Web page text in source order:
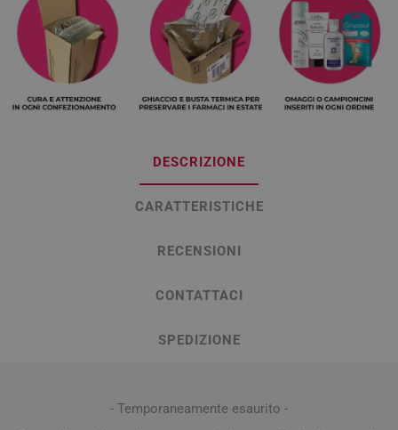
DESCRIZIONE
CARATTERISTICHE
RECENSIONI
CONTATTACI
SPEDIZIONE
- Temporaneamente esaurito -